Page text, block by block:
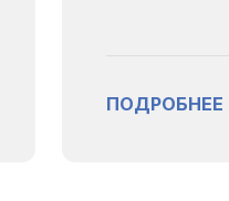
ПОДРОБНЕЕ